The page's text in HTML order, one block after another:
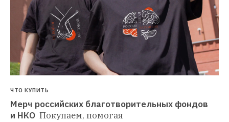
ЧТО КУПИТЬ
Мерч российских благотворительных фондов
и НКО Покупаем, помогая